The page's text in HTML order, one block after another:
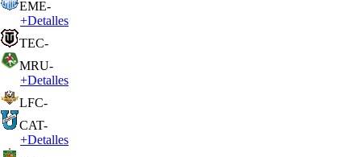
EME-
+Detalles
TEC-
MRU-
+Detalles
LFC-
CAT-
+Detalles